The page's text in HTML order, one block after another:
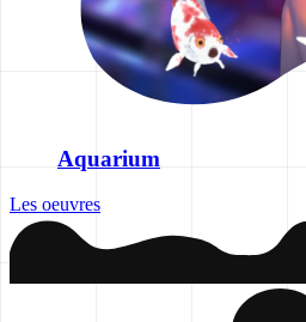
Aquarium
Les oeuvres